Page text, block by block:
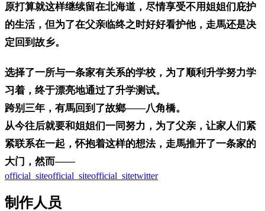
原打算就这样继续留在北海道，尽情享受不用姐姐们庇护
的生活，但为了在父亲临终之时好好看护他，走馬还是决
定回到故乡。
选择了一所与一条家有关系的学校，为了顺利升学努力学
习着，终于漂亮地通过了升学测试。
跨别三年，有馬回到了故鄉——八角橋。
从今往后就要和姐姐们一同努力，为了父亲，让家人们紧
紧联系在一起，怀抱着这样的想法，走馬推开了一条家的
大门，然而——
official_siteofficial_siteofficial_sitetwitter
制作人员